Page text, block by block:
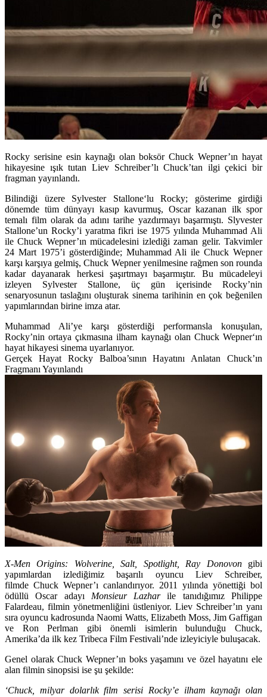
Rocky serisine esin kaynağı olan boksör Chuck Wepner’ın hayat
hikayesine ışık tutan Liev Schreiber’lı Chuck’tan ilgi çekici bir
fragman yayınlandı.
Bilindiği üzere Sylvester Stallone‘lu Rocky; gösterime girdiği
dönemde tüm dünyayı kasıp kavurmuş, Oscar kazanan ilk spor
temalı film olarak da adını tarihe yazdırmayı başarmıştı. Slyvester
Stallone’un Rocky’i yaratma fikri ise 1975 yılında Muhammad Ali
ile Chuck Wepner’ın mücadelesini izlediği zaman gelir. Takvimler
24 Mart 1975’i gösterdiğinde; Muhammad Ali ile Chuck Wepner
karşı karşıya gelmiş, Chuck Wepner yenilmesine rağmen son rounda
kadar dayanarak herkesi şaşırtmayı başarmıştır. Bu mücadeleyi
izleyen Sylvester Stallone, üç gün içerisinde Rocky’nin
senaryosunun taslağını oluşturak sinema tarihinin en çok beğenilen
yapımlarından birine imza atar.
Muhammad Ali’ye karşı gösterdiği performansla konuşulan,
Rocky’nin ortaya çıkmasına ilham kaynağı olan Chuck Wepner‘ın
hayat hikayesi sinema uyarlanıyor.
Gerçek Hayat Rocky Balboa’sının Hayatını Anlatan Chuck’ın
Fragmanı Yayınlandı
X-Men Origins: Wolverine, Salt, Spotlight, Ray Donovon gibi
yapımlardan izlediğimiz başarılı oyuncu Liev Schreiber,
filmde Chuck Wepner’ı canlandırıyor. 2011 yılında yönettiği bol
ödüllü Oscar adayı Monsieur Lazhar ile tanıdığımızPhilippe
Falardeau, filmin yönetmenliğini üstleniyor. Liev Schreiber’ın yanı
sıra oyuncu kadrosundaNaomi Watts, Elizabeth Moss, Jim Gaffigan
ve Ron Perlman gibi önemli isimlerin bulunduğu Chuck,
Amerika’da ilk kez Tribeca Film Festivali’nde izleyiciyle buluşacak.
Genel olarak Chuck Wepner’ın boks yaşamını ve özel hayatını ele
alan filmin sinopsisi ise şu şekilde:
‘Chuck, milyar dolarlık film serisi Rocky’e ilham kaynağı olan